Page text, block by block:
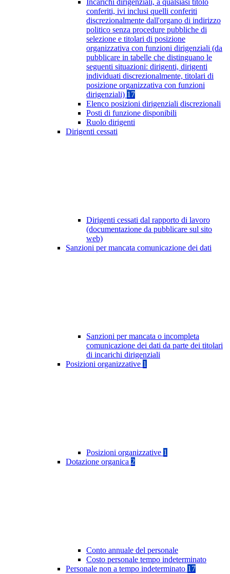
Incarichi dirigenziali, a qualsiasi titolo
conferiti, ivi inclusi quelli conferiti
discrezionalmente dall'organo di indirizzo
politico senza procedure pubbliche di
selezione e titolari di posizione
organizzativa con funzioni dirigenziali (da
pubblicare in tabelle che distinguano le
seguenti situazioni: dirigenti, dirigenti
individuati discrezionalmente, titolari di
posizione organizzativa con funzioni
dirigenziali) 17
Elenco posizioni dirigenziali discrezionali
Posti di funzione disponibili
Ruolo dirigenti
Dirigenti cessati
Dirigenti cessati dal rapporto di lavoro
(documentazione da pubblicare sul sito
web)
Sanzioni per mancata comunicazione dei dati
Sanzioni per mancata o incompleta
comunicazione dei dati da parte dei titolari
di incarichi dirigenziali
Posizioni organizzative 1
Posizioni organizzative 1
Dotazione organica 2
Conto annuale del personale
Costo personale tempo indeterminato
Personale non a tempo indeterminato 17